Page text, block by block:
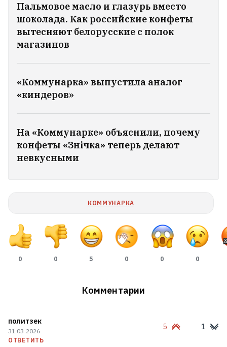
Пальмовое масло и глазурь вместо
шоколада. Как российские конфеты
вытесняют белорусские с полок
магазинов
«Коммунарка» выпустила аналог
«киндеров»
На «Коммунарке» объяснили, почему
конфеты «Знічка» теперь делают
невкусными
КОММУНАРКА
0 0 5 0 0 0
Комментарии
политзек
31.03.2026
ОТВЕТИТЬ
5 1
«Мопеды» уходят в прошлое: Россия
делает «шахеды» реактивными. Чем это
угрожает Украине
93‑летний президент Камеруна
больше двух месяцев не
появляется в стране
5
Как белоруска с четырьмя детьми